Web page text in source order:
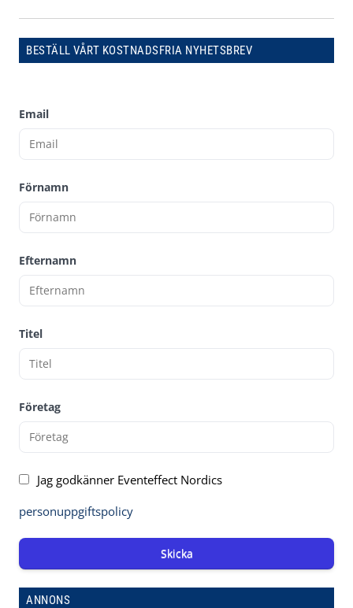
BESTÄLL VÅRT KOSTNADSFRIA NYHETSBREV
Email
Förnamn
Efternamn
Titel
Företag
Jag godkänner Eventeffect Nordics
personuppgiftspolicy
Skicka
ANNONS